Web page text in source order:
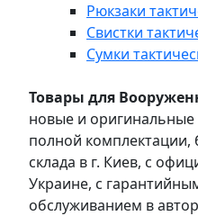
Рюкзаки
Свистки
Сумки
Товары для
новые и
полной комплектации,
склада в г. Киев, с
Украине, с
обслуживанием в